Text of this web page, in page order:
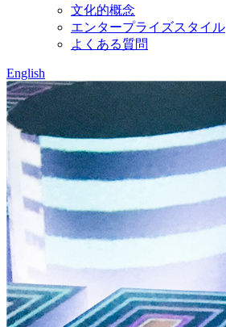
文化的概念
エンタープライズスタイル
よくある質問
English